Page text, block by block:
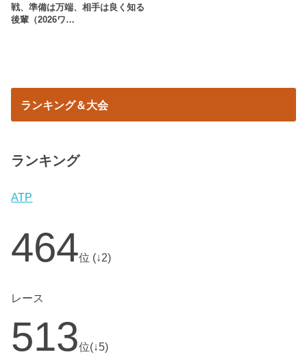
戦、準備は万端、相手は良く知る
後輩（2026ワ…
ランキング＆大会
ランキング
ATP
464位 (↓2)
レース
513位(↓5)